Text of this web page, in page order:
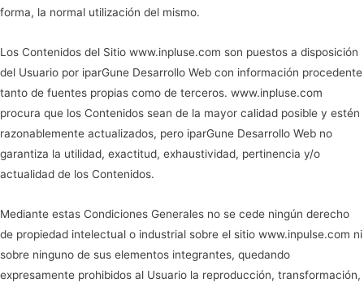
forma, la normal utilización del mismo.
Los Contenidos del Sitio www.inpluse.com son puestos a disposición
del Usuario por iparGune Desarrollo Web con información procedente
tanto de fuentes propias como de terceros. www.inpluse.com
procura que los Contenidos sean de la mayor calidad posible y estén
razonablemente actualizados, pero iparGune Desarrollo Web no
garantiza la utilidad, exactitud, exhaustividad, pertinencia y/o
actualidad de los Contenidos.
Mediante estas Condiciones Generales no se cede ningún derecho
de propiedad intelectual o industrial sobre el sitio www.inpulse.com ni
sobre ninguno de sus elementos integrantes, quedando
expresamente prohibidos al Usuario la reproducción, transformación,